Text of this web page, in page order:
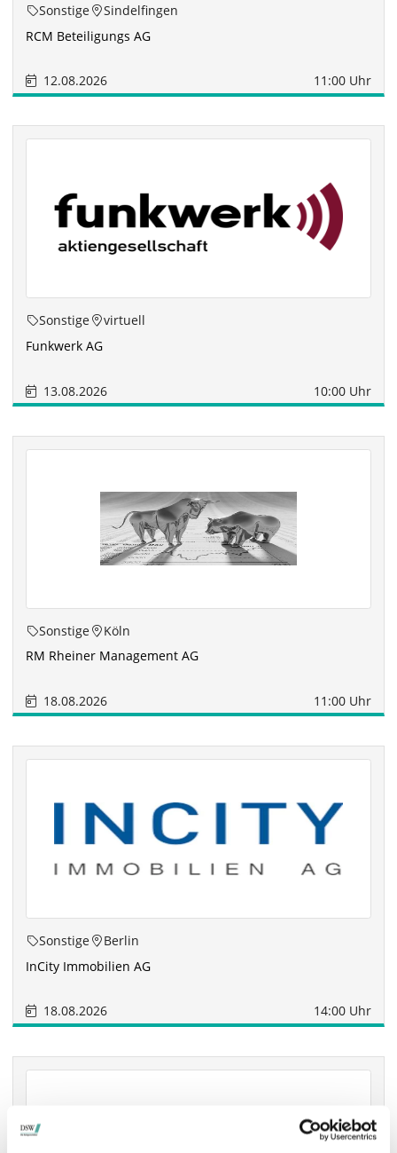
Sonstige
Sindelfingen
RCM Beteiligungs AG
12.08.2026 11:00 Uhr
Sonstige
virtuell
Funkwerk AG
13.08.2026 10:00 Uhr
Sonstige
Köln
RM Rheiner Management AG
18.08.2026 11:00 Uhr
Sonstige
Berlin
InCity Immobilien AG
18.08.2026 14:00 Uhr